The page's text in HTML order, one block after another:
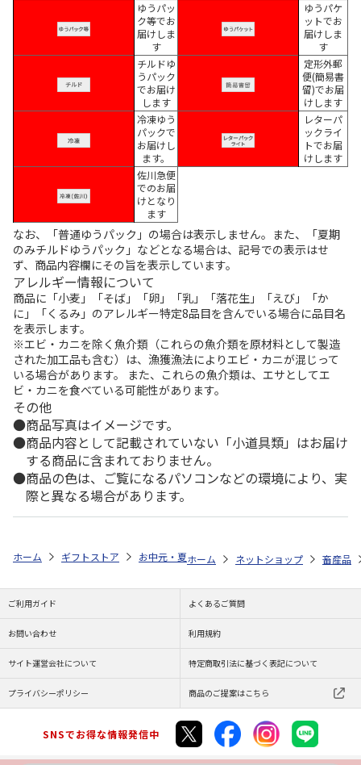
ゆうパッ
ク等でお
届けしま
す
ゆうパケ
ットでお
届けしま
す
チルドゆ
うパック
でお届け
します
定形外郵
便(簡易書
留)でお届
けします
冷凍ゆう
パックで
お届けし
ます。
レターパ
ックライ
トでお届
けします
佐川急便
でのお届
けとなり
ます
なお、「普通ゆうパック」の場合は表示しません。また、「夏期
のみチルドゆうパック」などとなる場合は、記号での表示はせ
ず、商品内容欄にその旨を表示しています。
アレルギー情報について
商品に「小麦」「そば」「卵」「乳」「落花生」「えび」「か
に」「くるみ」のアレルギー特定8品目を含んでいる場合に品目名
を表示します。
※エビ・カニを除く魚介類（これらの魚介類を原材料として製造
された加工品も含む）は、漁獲漁法によりエビ・カニが混じって
いる場合があります。 また、これらの魚介類は、エサとしてエ
ビ・カニを食べている可能性があります。
その他
商品写真はイメージです。
商品内容として記載されていない「小道具類」はお届け
する商品に含まれておりません。
商品の色は、ご覧になるパソコンなどの環境により、実
際と異なる場合があります。
ホーム ギフトストア お中元・夏ギフト特集 2026 ゆうゆうギフト
ホーム ネットショップ 畜産品
ご利用ガイド よくあるご質問
お問い合わせ 利用規約
サイト運営会社について 特定商取引法に基づく表記について
プライバシーポリシー 商品のご提案はこちら
SNSでお得な情報発信中